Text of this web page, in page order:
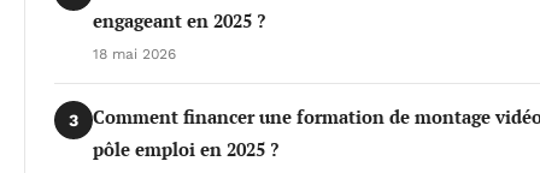
engageant en 2025 ?
18 mai 2026
3
Comment financer une formation de montage
pôle emploi en 2025 ?